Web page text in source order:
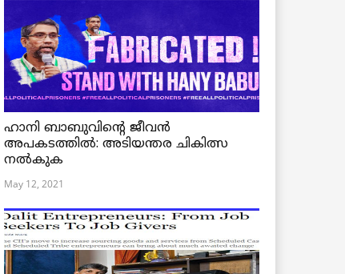
ഹാനി ബാബുവിന്റെ ജീവൻ
അപകടത്തിൽ: അടിയന്തര ചികിത്സ
നൽകുക
May 12, 2021